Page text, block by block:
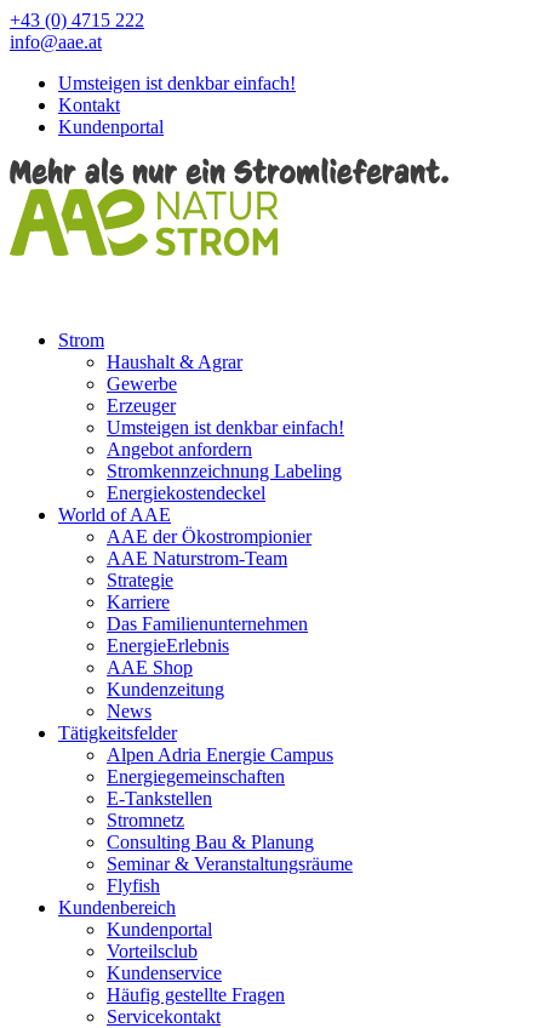
+43 (0) 4715 222
info@aae.at
Umsteigen ist denkbar einfach!
Kontakt
Kundenportal
Strom
Haushalt & Agrar
Gewerbe
Erzeuger
Umsteigen ist denkbar einfach!
Angebot anfordern
Stromkennzeichnung Labeling
Energiekostendeckel
World of AAE
AAE der Ökostrompionier
AAE Naturstrom-Team
Strategie
Karriere
Das Familienunternehmen
EnergieErlebnis
AAE Shop
Kundenzeitung
News
Tätigkeitsfelder
Alpen Adria Energie Campus
Energiegemeinschaften
E-Tankstellen
Stromnetz
Consulting Bau & Planung
Seminar & Veranstaltungsräume
Flyfish
Kundenbereich
Kundenportal
Vorteilsclub
Kundenservice
Häufig gestellte Fragen
Servicekontakt